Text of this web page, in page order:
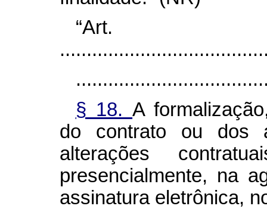
§ 18.A
do contrato ou dos
alterações
presencialmente, na
assinatura eletrônica,